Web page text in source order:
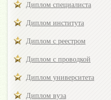
Диплом специалиста
Диплом института
Диплом с реестром
Диплом с проводкой
Диплом университета
Диплом вуза